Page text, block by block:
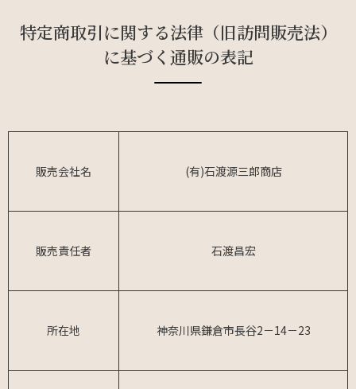
特定商取引に関する法律（旧訪問販売法）
に基づく通販の表記
販売会社名 (有)石渡源三郎商店
販売責任者 石渡昌宏
所在地 神奈川県鎌倉市長谷2－14－23